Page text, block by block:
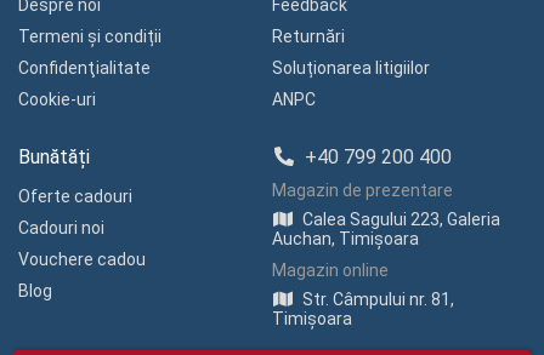
Despre noi
Termeni și condiții
Confidenţialitate
Cookie-uri
Feedback
Returnări
Soluționarea litigiilor
ANPC
Bunătăți
Oferte cadouri
Cadouri noi
Vouchere cadou
Blog
+40 799 200 400
Magazin de prezentare
Calea Sagului 223, Galeria
Auchan, Timișoara
Magazin online
Str. Câmpului nr. 81,
Timișoara